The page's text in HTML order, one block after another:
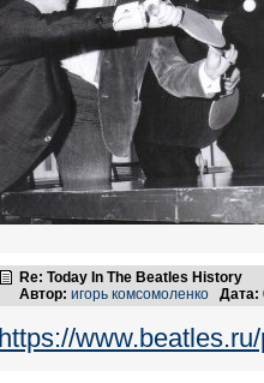
Re: Today In The Beatles History
Автор: игорь комсомоленко Дата:
https://